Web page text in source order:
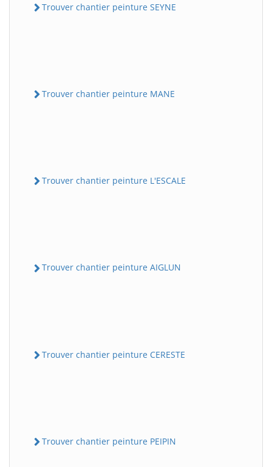
Trouver chantier peinture SEYNE
Trouver chantier peinture MANE
Trouver chantier peinture L'ESCALE
Trouver chantier peinture AIGLUN
Trouver chantier peinture CERESTE
Trouver chantier peinture PEIPIN